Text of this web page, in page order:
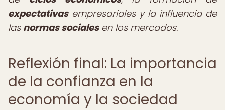
expectativasempresariales y la influencia de
las normas socialesen los mercados.
Reflexión final: La importancia
de la confianza en la
economía y la sociedad